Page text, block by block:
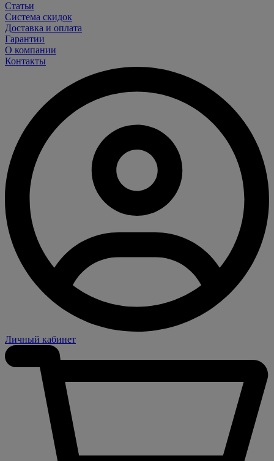
Статьи
Система скидок
Доставка и оплата
Гарантии
О компании
Контакты
Личный кабинет